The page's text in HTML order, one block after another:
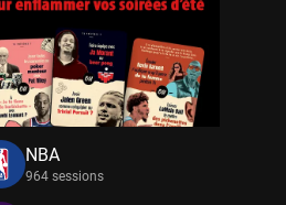
NBA
964 sessions